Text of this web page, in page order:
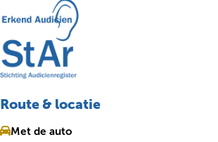
Route & locatie
Met de auto